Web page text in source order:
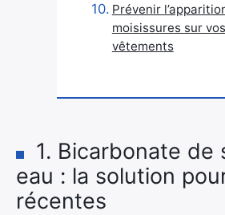
Prévenir
moisissures sur vos
vêtements
1. Bicarbonate de
eau : la solution
récentes